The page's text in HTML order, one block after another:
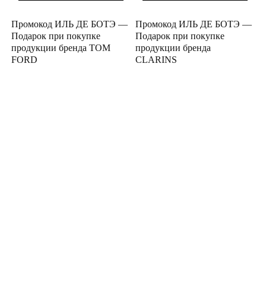
Промокод ИЛЬ ДЕ БОТЭ —
Подарок при покупке
продукции бренда TOM
FORD
Промокод ИЛЬ ДЕ БОТЭ —
Подарок при покупке
продукции бренда
CLARINS